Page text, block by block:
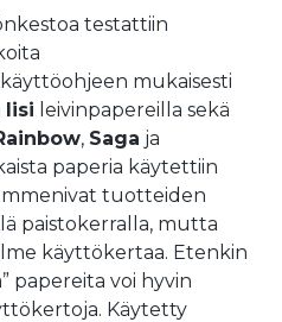
testattiin
mukaisesti
Iisi leivinpapereilla sekä
, Saga ja
paperia käytettiin
tuotteiden
paistokerralla, mutta
käyttökertaa. Etenkin
papereita voi hyvin
Käytetty